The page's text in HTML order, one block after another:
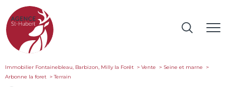
Immobilier Fontainebleau, Barbizon, Milly la Forêt Vente
Seine et marne
Arbonne la foret
terrain